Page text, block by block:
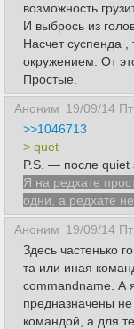
возможность
И выбрось из
Насчет суспенда ,
окружением. От
Простые.
Аноним 19/09/14
>>1046713
> quet
P.S. — после quiet
Я на редхате
одни, а редхате
Аноним 19/09/14
Здесь частенько
та или иная
commandname. А
предназначены не
командой, а для